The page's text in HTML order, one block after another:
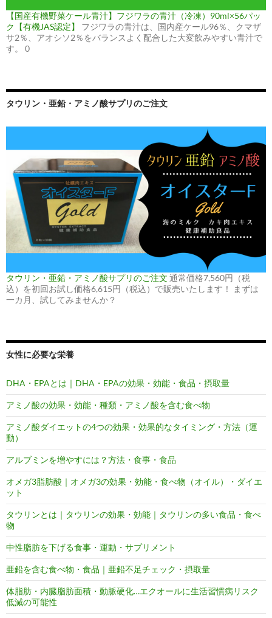
【国産有機野菜ケール青汁】フジワラの青汁（冷凍）90ml×56パッ
ク【有機JAS認定】
フジワラの青汁は、国内産ケール96％、クマザ
サ2％、アオシソ2％をバランスよく配合した大変飲みやすい青汁で
す。 0
タウリン・亜鉛・アミノ酸サプリのご注文
タウリン・亜鉛・アミノ酸サプリのご注文 通常価格7,560円（税
込）を初回お試し価格6,615円（税込）で販売いたします！ まずは
一カ月、試してみませんか？
女性に必要な栄養
DHA・EPAとは｜DHA・EPAの効果・効能・食品・摂取量
アミノ酸の効果・効能・種類・アミノ酸を含む食べ物
アミノ酸ダイエットの4つの効果・効果的なタイミング・方法（運
動）
アルブミンを増やすには？方法・食事・食品
オメガ3脂肪酸｜オメガ3の効果・効能・食べ物（オイル）・ダイエ
ット
タウリンとは｜タウリンの効果・効能｜タウリンの多い食品・食べ
物
中性脂肪を下げる食事・運動・サプリメント
亜鉛を含む食べ物・食品｜亜鉛不足チェック・摂取量
体脂肪・内臓脂肪面積・動脈硬化…エクオールに生活習慣病リスク
低減の可能性